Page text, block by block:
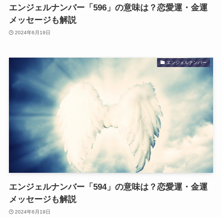
エンジェルナンバー「596」の意味は？恋愛運・金運
メッセージも解説
2024年6月19日
エンジェルナンバー
エンジェルナンバー「594」の意味は？恋愛運・金運
メッセージも解説
2024年6月19日